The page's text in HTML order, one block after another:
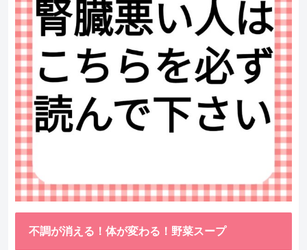
不調が消える！体が変わる！野菜スープ